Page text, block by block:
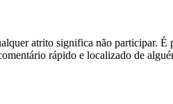
atrito significa não participar.
rápido e localizado de